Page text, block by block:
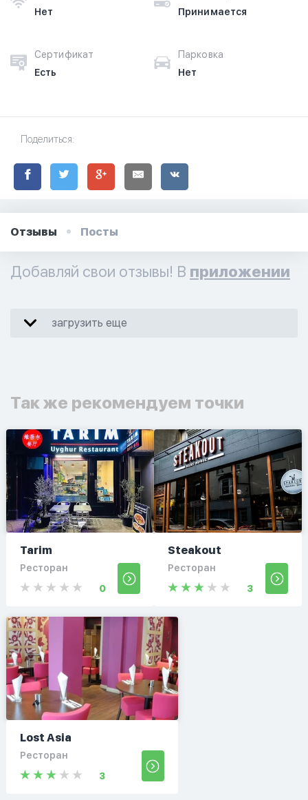
Нет
Принимается
Сертификат
Есть
Парковка
Нет
Поделиться:
Отзывы Посты
Добавляй свои отзывы! В приложении
загрузить еще
Так же рекомендуем точки
Tarim
Ресторан
0
Steakout
Ресторан
3
Lost Asia
Ресторан
3